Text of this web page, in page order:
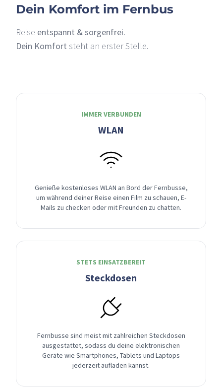
Dein Komfort im Fernbus
Reise entspannt & sorgenfrei.
Dein Komfort steht an erster Stelle.
IMMER VERBUNDEN
WLAN
Genieße kostenloses WLAN an Bord der Fernbusse,
um während deiner Reise einen Film zu schauen, E-
Mails zu checken oder mit Freunden zu chatten.
STETS EINSATZBEREIT
Steckdosen
Fernbusse sind meist mit zahlreichen Steckdosen
ausgestattet, sodass du deine elektronischen
Geräte wie Smartphones, Tablets und Laptops
jederzeit aufladen kannst.